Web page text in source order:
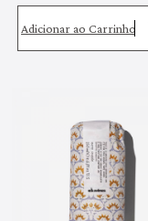
Adicionar ao Carrinho